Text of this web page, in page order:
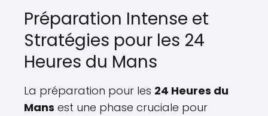
Préparation Intense et
Stratégies pour les 24
Heures du Mans
La préparation pour les 24 Heures du
Mans est une phase cruciale pour